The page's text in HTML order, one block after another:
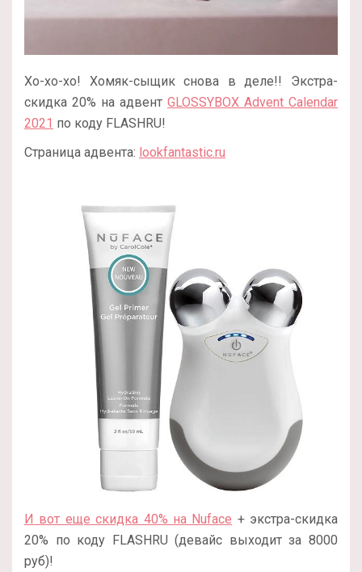
Хо-хо-хо! Хомяк-сыщик снова в деле!! Экстра-
скидка 20% на адвент GLOSSYBOX Advent Calendar
2021 по коду FLASHRU!
Страница адвента: lookfantastic.ru
И вот еще скидка 40% на Nuface + экстра-скидка
20% по коду FLASHRU (девайс выходит за 8000
руб)!